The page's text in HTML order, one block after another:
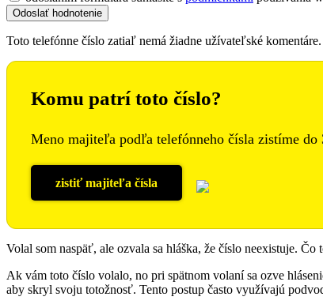
Toto telefónne číslo zatiaľ nemá žiadne užívateľské
Komu patrí toto číslo?
Meno majiteľa podľa telefónneho čísla zistíme do
zistiť majiteľa čísla
Volal som naspäť, ale ozvala sa hláška, že číslo neexistuje. Čo
Ak vám toto číslo volalo, no pri spätnom volaní sa ozve
aby skryl svoju totožnosť. Tento postup často využívajú